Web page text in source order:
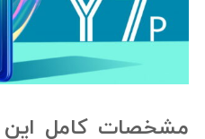
مشخصات کامل